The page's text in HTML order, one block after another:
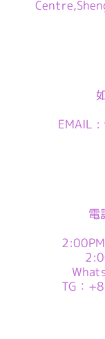
EMAIL :
TG：